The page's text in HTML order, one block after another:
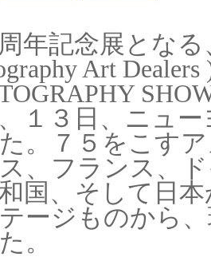
年記念展となる
Art
１３日、ニュ
。７５をこす
、フランス、
国、そして日
ージものから
。